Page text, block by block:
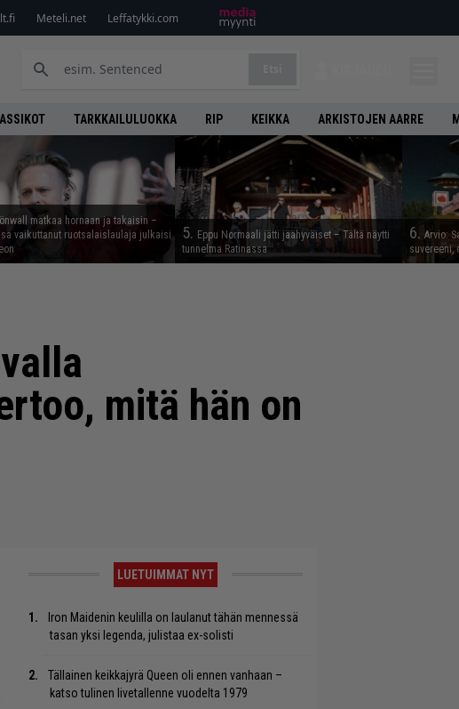
Meteli.net Leffatykki.com
TARKKAILULUOKKA RIP KEIKKA ARKISTOJEN AARRE
matkaa hornaan ja takaisin –
vaikuttanut ruotsalaislaulaja julkaisi
5. Eppu Normaali jätti jäähyväiset – Tältä näytti
tunnelma Ratinassa
6. Arvio:
suvereeni,
mitä hän on
LUETUIMMAT NYT
Iron Maidenin keulilla on laulanut tähän mennessä
tasan yksi legenda, julistaa ex-solisti
Tällainen keikkajyrä Queen oli ennen vanhaan –
katso tulinen livetallenne vuodelta 1979